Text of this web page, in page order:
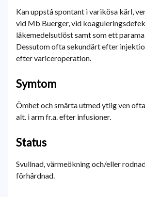
Kan uppstå spontant i varikösa kärl,
vid Mb Buerger, vid
läkemedelsutlöst samt som ett
Dessutom ofta sekundärt efter
efter variceroperation.
Symtom
Ömhet och smärta utmed ytlig ven
alt. i arm fr.a. efter infusioner.
Status
Svullnad, värmeökning och/eller
förhårdnad.